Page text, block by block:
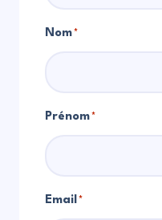
Nom *
Prénom *
Email *